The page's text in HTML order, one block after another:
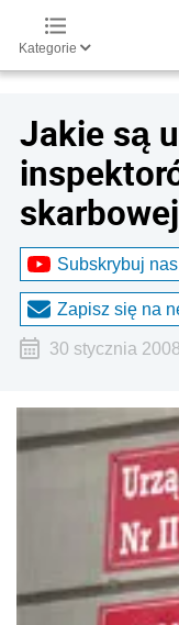
Kategorie
Jakie są
skarbowej
Subskrybuj
Zapisz się na
30 stycznia